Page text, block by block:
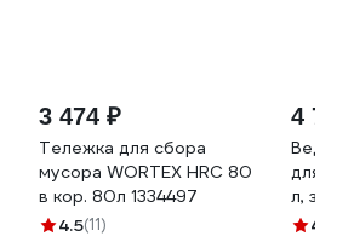
3 474 ₽
Тележка для сбора
мусора WORTEX HRC 80
в кор. 80л 1334497
4.5(11)
4
Ведро-
для
л,
4.4